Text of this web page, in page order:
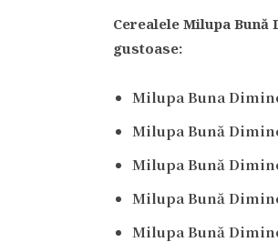
Cerealele Milupa
gustoase:
Milupa Buna
Milupa Bună
Milupa Bună
Milupa Bună
Milupa Bună